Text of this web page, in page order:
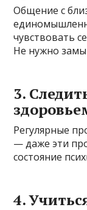
Общение с
чувствовать
Не нужно
3.
Регулярные
— даже эти
состояние
4.